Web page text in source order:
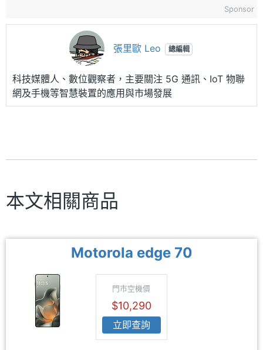
Sponsor
張里歐 Leo 總編輯
科技媒體人、數位觀察者，主要關注 5G 通訊、IoT 物聯
網及手機等智慧裝置的應用與市場發展
本文相關商品
Motorola edge 70
門市空機價
$10,290
立即查詢